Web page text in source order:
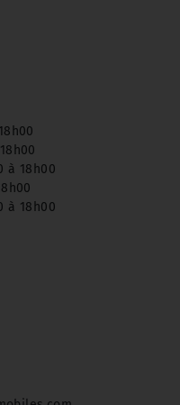
à 18h00
à 18h00